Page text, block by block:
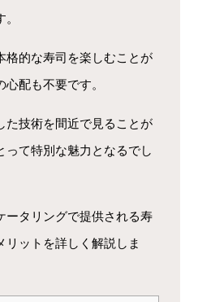
格的な寿司を楽しむことが
配も不要です。
た技術を間近で見ることが
って特別な魅力となるでし
ータリングで提供される寿
リットを詳しく解説しま